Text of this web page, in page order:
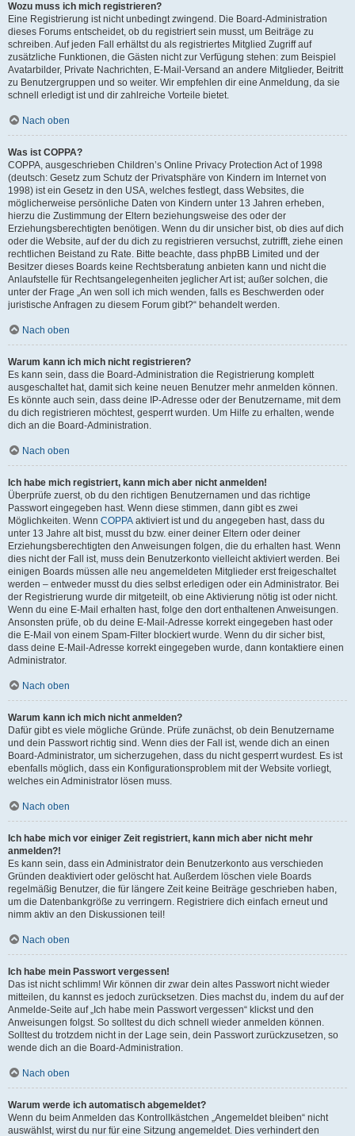
Wozu muss ich mich registrieren?
Eine Registrierung ist nicht unbedingt zwingend. Die Board-Administration
dieses Forums entscheidet, ob du registriert sein musst, um Beiträge zu
schreiben. Auf jeden Fall erhältst du als registriertes Mitglied Zugriff auf
zusätzliche Funktionen, die Gästen nicht zur Verfügung stehen: zum Beispiel
Avatarbilder, Private Nachrichten, E-Mail-Versand an andere Mitglieder, Beitritt
zu Benutzergruppen und so weiter. Wir empfehlen dir eine Anmeldung, da sie
schnell erledigt ist und dir zahlreiche Vorteile bietet.
Nach oben
Was ist COPPA?
COPPA, ausgeschrieben Children’s Online Privacy Protection Act of 1998
(deutsch: Gesetz zum Schutz der Privatsphäre von Kindern im Internet von
1998) ist ein Gesetz in den USA, welches festlegt, dass Websites, die
möglicherweise persönliche Daten von Kindern unter 13 Jahren erheben,
hierzu die Zustimmung der Eltern beziehungsweise des oder der
Erziehungsberechtigten benötigen. Wenn du dir unsicher bist, ob dies auf dich
oder die Website, auf der du dich zu registrieren versuchst, zutrifft, ziehe einen
rechtlichen Beistand zu Rate. Bitte beachte, dass phpBB Limited und der
Besitzer dieses Boards keine Rechtsberatung anbieten kann und nicht die
Anlaufstelle für Rechtsangelegenheiten jeglicher Art ist; außer solchen, die
unter der Frage „An wen soll ich mich wenden, falls es Beschwerden oder
juristische Anfragen zu diesem Forum gibt?“ behandelt werden.
Nach oben
Warum kann ich mich nicht registrieren?
Es kann sein, dass die Board-Administration die Registrierung komplett
ausgeschaltet hat, damit sich keine neuen Benutzer mehr anmelden können.
Es könnte auch sein, dass deine IP-Adresse oder der Benutzername, mit dem
du dich registrieren möchtest, gesperrt wurden. Um Hilfe zu erhalten, wende
dich an die Board-Administration.
Nach oben
Ich habe mich registriert, kann mich aber nicht anmelden!
Überprüfe zuerst, ob du den richtigen Benutzernamen und das richtige
Passwort eingegeben hast. Wenn diese stimmen, dann gibt es zwei
Möglichkeiten. Wenn COPPA aktiviert ist und du angegeben hast, dass du
unter 13 Jahre alt bist, musst du bzw. einer deiner Eltern oder deiner
Erziehungsberechtigten den Anweisungen folgen, die du erhalten hast. Wenn
dies nicht der Fall ist, muss dein Benutzerkonto vielleicht aktiviert werden. Bei
einigen Boards müssen alle neu angemeldeten Mitglieder erst freigeschaltet
werden – entweder musst du dies selbst erledigen oder ein Administrator. Bei
der Registrierung wurde dir mitgeteilt, ob eine Aktivierung nötig ist oder nicht.
Wenn du eine E-Mail erhalten hast, folge den dort enthaltenen Anweisungen.
Ansonsten prüfe, ob du deine E-Mail-Adresse korrekt eingegeben hast oder
die E-Mail von einem Spam-Filter blockiert wurde. Wenn du dir sicher bist,
dass deine E-Mail-Adresse korrekt eingegeben wurde, dann kontaktiere einen
Administrator.
Nach oben
Warum kann ich mich nicht anmelden?
Dafür gibt es viele mögliche Gründe. Prüfe zunächst, ob dein Benutzername
und dein Passwort richtig sind. Wenn dies der Fall ist, wende dich an einen
Board-Administrator, um sicherzugehen, dass du nicht gesperrt wurdest. Es ist
ebenfalls möglich, dass ein Konfigurationsproblem mit der Website vorliegt,
welches ein Administrator lösen muss.
Nach oben
Ich habe mich vor einiger Zeit registriert, kann mich aber nicht mehr
anmelden?!
Es kann sein, dass ein Administrator dein Benutzerkonto aus verschieden
Gründen deaktiviert oder gelöscht hat. Außerdem löschen viele Boards
regelmäßig Benutzer, die für längere Zeit keine Beiträge geschrieben haben,
um die Datenbankgröße zu verringern. Registriere dich einfach erneut und
nimm aktiv an den Diskussionen teil!
Nach oben
Ich habe mein Passwort vergessen!
Das ist nicht schlimm! Wir können dir zwar dein altes Passwort nicht wieder
mitteilen, du kannst es jedoch zurücksetzen. Dies machst du, indem du auf der
Anmelde-Seite auf „Ich habe mein Passwort vergessen“ klickst und den
Anweisungen folgst. So solltest du dich schnell wieder anmelden können.
Solltest du trotzdem nicht in der Lage sein, dein Passwort zurückzusetzen, so
wende dich an die Board-Administration.
Nach oben
Warum werde ich automatisch abgemeldet?
Wenn du beim Anmelden das Kontrollkästchen „Angemeldet bleiben“ nicht
auswählst, wirst du nur für eine Sitzung angemeldet. Dies verhindert den